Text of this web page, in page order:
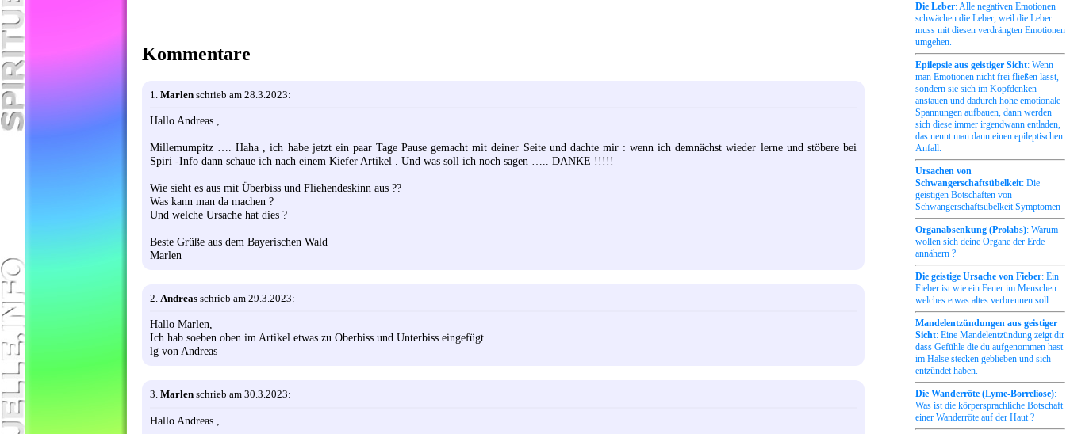
Kommentare
1. Marlen schrieb am 28.3.2023:
Hallo Andreas ,
Millemumpitz …. Haha , ich habe jetzt ein paar Tage Pause gemacht mit deiner Seite und dachte mir : wenn ich demnächst wieder lerne und stöbere bei
Spiri -Info dann schaue ich nach einem Kiefer Artikel . Und was soll ich noch sagen ….. DANKE !!!!!
Wie sieht es aus mit Überbiss und Fliehendeskinn aus ??
Was kann man da machen ?
Und welche Ursache hat dies ?
Beste Grüße aus dem Bayerischen Wald
Marlen
2. Andreas schrieb am 29.3.2023:
Hallo Marlen,
Ich hab soeben oben im Artikel etwas zu Oberbiss und Unterbiss eingefügt.
lg von Andreas
3. Marlen schrieb am 30.3.2023:
Hallo Andreas ,
Die Leber: Alle negativen Emotionen
schwächen die Leber, weil die Leber
muss mit diesen verdrängten Emotionen
umgehen.
Epilepsie aus geistiger Sicht: Wenn
man Emotionen nicht frei fließen lässt,
sondern sie sich im Kopfdenken
anstauen und dadurch hohe emotionale
Spannungen aufbauen, dann werden
sich diese immer irgendwann entladen,
das nennt man dann einen epileptischen
Anfall.
Ursachen von
Schwangerschaftsübelkeit: Die
geistigen Botschaften von
Schwangerschaftsübelkeit Symptomen
Organabsenkung (Prolabs): Warum
wollen sich deine Organe der Erde
annähern ?
Die geistige Ursache von Fieber: Ein
Fieber ist wie ein Feuer im Menschen
welches etwas altes verbrennen soll.
Mandelentzündungen aus geistiger
Sicht: Eine Mandelentzündung zeigt dir
dass Gefühle die du aufgenommen hast
im Halse stecken geblieben und sich
entzündet haben.
Die Wanderröte (Lyme-Borreliose):
Was ist die körpersprachliche Botschaft
einer Wanderröte auf der Haut ?